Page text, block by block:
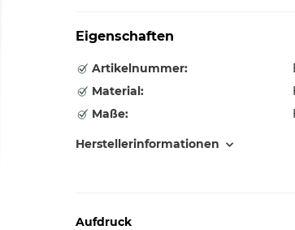
Eigenschaften
Artikelnummer:
Material:
Maße:
Herstellerinformationen
Aufdruck